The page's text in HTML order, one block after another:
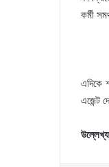
কর্মী
এদিকে
এজেন্ট